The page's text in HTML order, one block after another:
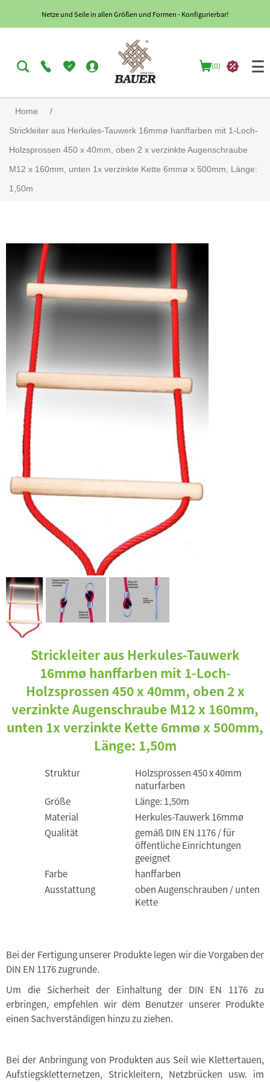
Netze und Seile in allen Größen und Formen - Konfigurierbar!
(0)
Home
/
Strickleiter aus Herkules-Tauwerk 16mmø hanffarben mit 1-Loch-
Holzsprossen 450 x 40mm, oben 2 x verzinkte Augenschraube
M12 x 160mm, unten 1x verzinkte Kette 6mmø x 500mm, Länge:
1,50m
Strickleiter aus Herkules-Tauwerk
16mmø hanffarben mit 1-Loch-
Holzsprossen 450 x 40mm, oben 2 x
verzinkte Augenschraube M12 x 160mm,
unten 1x verzinkte Kette 6mmø x 500mm,
Länge: 1,50m
Struktur
Holzsprossen 450 x 40mm
naturfarben
Größe
Länge: 1,50m
Material
Herkules-Tauwerk 16mmø
Qualität
gemäß DIN EN 1176 / für
öffentliche Einrichtungen
geeignet
Farbe
hanffarben
Ausstattung
oben Augenschrauben / unten
Kette
Bei der Fertigung unserer Produkte legen wir die Vorgaben der
DIN EN 1176 zugrunde.
Um die Sicherheit der Einhaltung der DIN EN 1176 zu
erbringen, empfehlen wir dem Benutzer unserer Produkte
einen Sachverständigen hinzu zu ziehen.
Bei der Anbringung von Produkten aus Seil wie Klettertauen,
Aufstiegskletternetzen, Strickleitern, Netzbrücken usw. im